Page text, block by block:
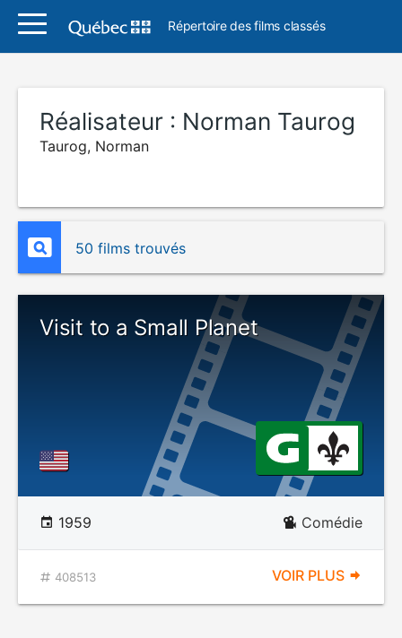
Répertoire des films classés
Réalisateur : Norman Taurog
Taurog, Norman
50 films trouvés
Visit to a Small Planet
1959 Comédie
408513 VOIR PLUS